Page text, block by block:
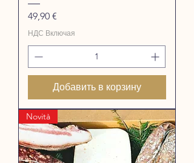
Цена
49,90 €
НДС Включая
Добавить в корзину
Novità